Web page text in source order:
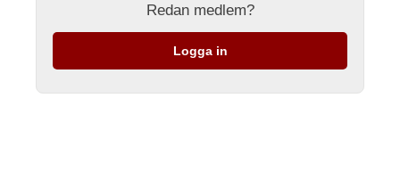
Redan medlem?
Logga in